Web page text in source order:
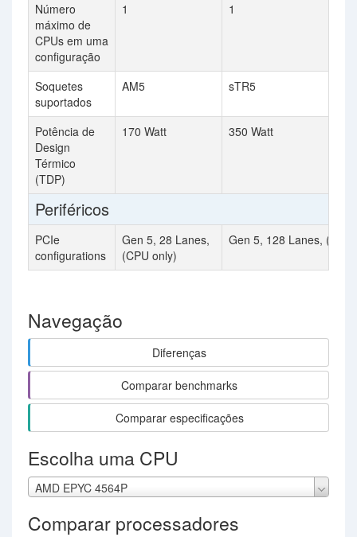
Número
máximo de
CPUs em uma
configuração
1 1
Soquetes
suportados
AM5 sTR5
Potência de
Design
Térmico
(TDP)
170 Watt 350 Watt
Periféricos
PCIe
configurations
Gen 5, 28 Lanes,
(CPU only)
Gen 5, 128 Lanes, (CPU
Navegação
Diferenças
Comparar benchmarks
Comparar especificações
Escolha uma CPU
AMD EPYC 4564P
Comparar processadores